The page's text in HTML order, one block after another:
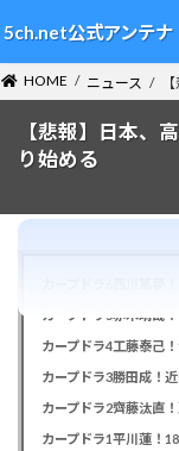
ン
テ
ン
ツ
ビ
ゲ
ー
シ
5ch.net公式アンテナ
HOME ニュース
【悲報】日本、
り始める
カープドラ4工藤泰己
カープドラ2齊藤汰直